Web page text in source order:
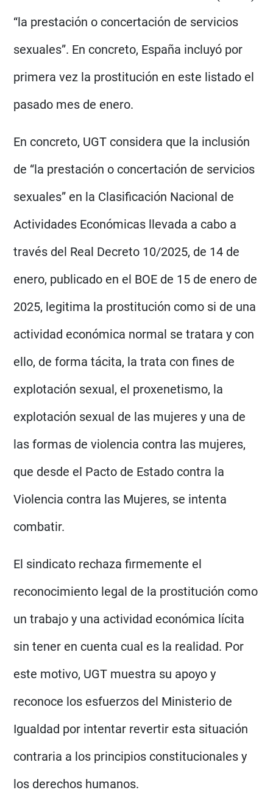
“la prestación o concertación de servicios
sexuales”. En concreto, España incluyó por
primera vez la prostitución en este listado el
pasado mes de enero.
En concreto, UGT considera que la inclusión
de “la prestación o concertación de servicios
sexuales” en la Clasificación Nacional de
Actividades Económicas llevada a cabo a
través del Real Decreto 10/2025, de 14 de
enero, publicado en el BOE de 15 de enero de
2025, legitima la prostitución como si de una
actividad económica normal se tratara y con
ello, de forma tácita, la trata con fines de
explotación sexual, el proxenetismo, la
explotación sexual de las mujeres y una de
las formas de violencia contra las mujeres,
que desde el Pacto de Estado contra la
Violencia contra las Mujeres, se intenta
combatir.
El sindicato rechaza firmemente el
reconocimiento legal de la prostitución como
un trabajo y una actividad económica lícita
sin tener en cuenta cual es la realidad. Por
este motivo, UGT muestra su apoyo y
reconoce los esfuerzos del Ministerio de
Igualdad por intentar revertir esta situación
contraria a los principios constitucionales y
los derechos humanos.